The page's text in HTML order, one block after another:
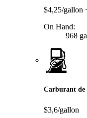
$4,25/gallon
On Hand:
968
Carburant de
$3,6/gallon